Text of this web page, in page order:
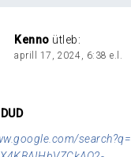
Kenno ütleb:
aprill 17, 2024, 6:38 e.l.